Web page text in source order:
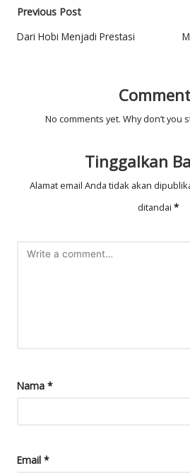
I
Post
navigation
Previous Post
Dari Hobi Menjadi Prestasi
No comments yet. Why don’t you
Tinggalkan
Alamat email Anda tidak akan
ditandai *
Nama *
Email *